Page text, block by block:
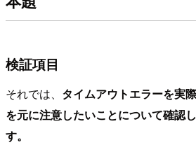
検証項目
それでは、 タイムアウトエラーを実
を元に注意したいことについて確認
す。